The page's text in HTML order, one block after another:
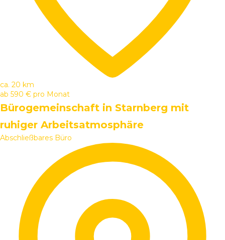
ca. 20 km
ab 590 € pro Monat
Bürogemeinschaft in Starnberg mit
ruhiger Arbeitsatmosphäre
Abschließbares Büro